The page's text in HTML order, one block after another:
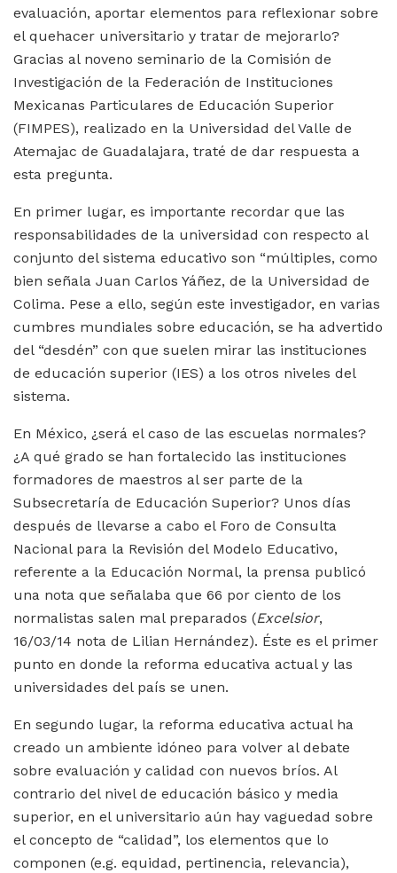
evaluación, aportar elementos para reflexionar sobre
el quehacer universitario y tratar de mejorarlo?
Gracias al noveno seminario de la Comisión de
Investigación de la Federación de Instituciones
Mexicanas Particulares de Educación Superior
(FIMPES), realizado en la Universidad del Valle de
Atemajac de Guadalajara, traté de dar respuesta a
esta pregunta.
En primer lugar, es importante recordar que las
responsabilidades de la universidad con respecto al
conjunto del sistema educativo son “múltiples, como
bien señala Juan Carlos Yáñez, de la Universidad de
Colima. Pese a ello, según este investigador, en varias
cumbres mundiales sobre educación, se ha advertido
del “desdén” con que suelen mirar las instituciones
de educación superior (IES) a los otros niveles del
sistema.
En México, ¿será el caso de las escuelas normales?
¿A qué grado se han fortalecido las instituciones
formadores de maestros al ser parte de la
Subsecretaría de Educación Superior? Unos días
después de llevarse a cabo el Foro de Consulta
Nacional para la Revisión del Modelo Educativo,
referente a la Educación Normal, la prensa publicó
una nota que señalaba que 66 por ciento de los
normalistas salen mal preparados (Excelsior,
16/03/14 nota de Lilian Hernández). Éste es el primer
punto en donde la reforma educativa actual y las
universidades del país se unen.
En segundo lugar, la reforma educativa actual ha
creado un ambiente idóneo para volver al debate
sobre evaluación y calidad con nuevos bríos. Al
contrario del nivel de educación básico y media
superior, en el universitario aún hay vaguedad sobre
el concepto de “calidad”, los elementos que lo
componen (e.g. equidad, pertinencia, relevancia),